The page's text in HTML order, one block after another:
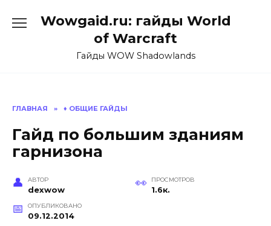
Wowgaid.ru: гайды World
of Warcraft
Гайды WOW Shadowlands
ГЛАВНАЯ » ♦️ ОБЩИЕ ГАЙДЫ
Гайд по большим зданиям
гарнизона
АВТОР
dexwow
ПРОСМОТРОВ
1.6к.
ОПУБЛИКОВАНО
09.12.2014